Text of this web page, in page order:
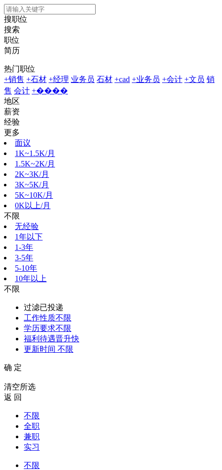
搜职位
搜索
职位
简历
热门职位
+销售 +石材 +经理 业务员 石材 +cad +业务员 +会计 +文员 销
售 会计 +����
地区
薪资
经验
更多
面议
1K~1.5K/月
1.5K~2K/月
2K~3K/月
3K~5K/月
5K~10K/月
0K以上/月
不限
无经验
1年以下
1-3年
3-5年
5-10年
10年以上
不限
过滤已投递
工作性质不限
学历要求不限
福利待遇晋升快
更新时间 不限
确 定
清空所选
返 回
不限
全职
兼职
实习
不限